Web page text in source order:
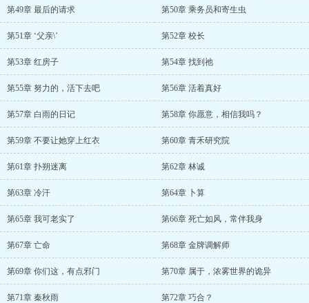
第49章 最后的请求 第50章 乘务员和寄生虫
第51章 ‘父亲\’ 第52章 校长
第53章 红房子 第54章 找到祂
第55章 努力的，活下去吧 第56章 活着真好
第57章 白雨的日记 第58章 你愿意，相信我吗？
第59章 不要让她穿上红衣 第60章 青禾研究院
第61章 扑朔迷离 第62章 林诚
第63章 冷汗 第64章 卜算
第65章 我可老实了 第66章 死亡如风，常伴我身
第67章 亡命 第68章 金牌调解师
第69章 你们这，有点邪门 第70章 属于，浓雾世界的诡异
第71章 秦秋雨 第72章 巧合？